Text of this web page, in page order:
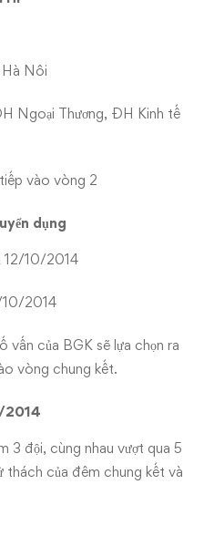
Nôi
Ngoại Thương, ĐH Kinh tế
vào vòng 2
dụng
10/2014
2014
vấn của BGK sẽ lựa chọn ra
vòng chung kết.
2014
3 đội, cùng nhau vượt qua 5
của đêm chung kết và